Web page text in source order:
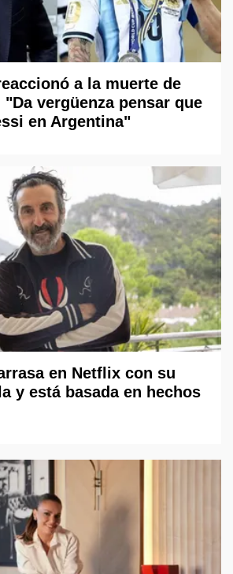
a la muerte de
vergüenza pensar que
en Argentina"
en Netflix con su
y está basada en hechos